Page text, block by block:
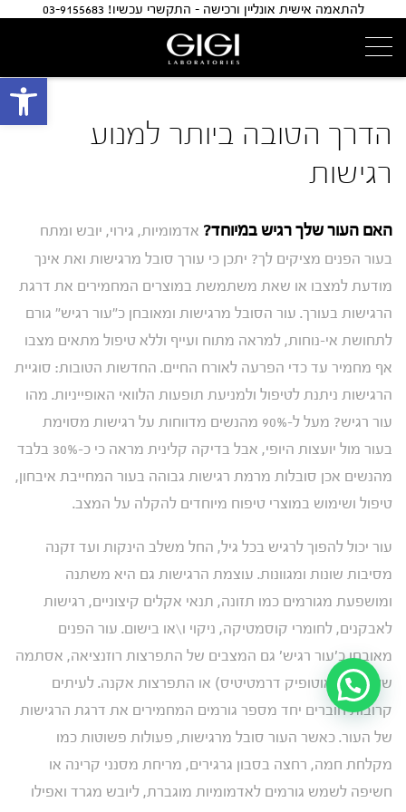
להתאמה אישית אונליין ורכישה - התקשרי עכשיו! 03-9155683
הדרך הטובה ביותר למנוע
רגישות
האם העור שלך רגיש במיוחד? אדמומיות, גירוי, יובש ומתח
בעור הפנים מציקים לך? יתכן כי עורך סובל מרגישות ואת אינך
מודעת למצבו או שאת משתמשת במוצרים המחמירים את דרגת
הרגישות בעורך. עור הסובל מרגישות ומאובחן כ"עור רגיש" גורם
לתחושת אי-נוחות, למראה מתוח ועייף וללא טיפול מתאים מצבו
אף מחמיר עד כדי הפרעה לאורח החיים. החדשות הטובות: סוגיית
הרגישות ניתנת לטיפול ולמניעת תופעות הלוואי האופייניות. מהו
עור רגיש? מעל ל-90% מהנשים מדווחות על רגישות מסוימת
בעור מול יועצות היופי, אבל בדיקה קלינית מראה כי כ-30% בלבד
מהנשים אכן סובלות מרמת רגישות גבוהה בעור המחייבת איבחון,
טיפול ושימוש במוצרי טיפוח מיוחדים להקלה על המצב.
עור יכול להפוך לרגיש בכל גיל, החל משלב הינקות ועד זקנה
מסיבות שונות ומגוונות. עוצמת הרגישות גם היא משתנה
ומושפעת מגורמים כמו תזונה, תנאי אקלים קיצוניים, רגישות
לאבקנים, לחומרי קוסמטיקה, ניקוי ו\או בישום. עור הפנים
מאובחן כ'עור רגיש' גם המצבים של התפרצות רוזנציאה, אסתמה
של העור (אוטופיק דרמטיטיס) או התפרצות אקנה. לעיתים
קרובות חוברים יחד מספר גורמים המחמירים את דרגת הרגישות
של העור. כאשר העור סובל מרגישות, פעולות פשוטות כמו
מקלחת חמה, רחצה בסבון גרגירים, מריחת מסנני קרינה או
חשיפה לשמש גורמים לאדמומיות מוגברת, ליובש מגרד ואפילו